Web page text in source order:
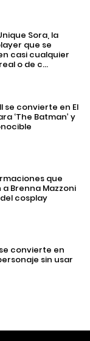
Sora, la
que se
casi cualquier
o de c...
se convierte en El
‘The Batman’ y
que
Brenna Mazzoni
cosplay
convierte en
sin usar